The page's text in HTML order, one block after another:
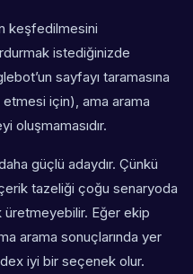
keşfedilmesini
istediğinizde
sayfayı taramasına
için), ama arama
oluşmamasıdır.
güçlü adaydır. Çünkü
tazeliği çoğu senaryoda
üretmeyebilir. Eğer ekip
arama sonuçlarında yer
iyi bir seçenek olur.